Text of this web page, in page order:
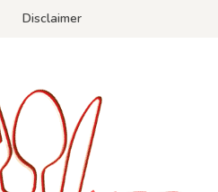
Disclaimer